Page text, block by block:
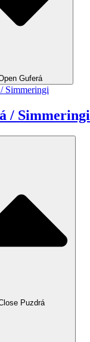
Guferá
/ Simmeringi
Puzdrá